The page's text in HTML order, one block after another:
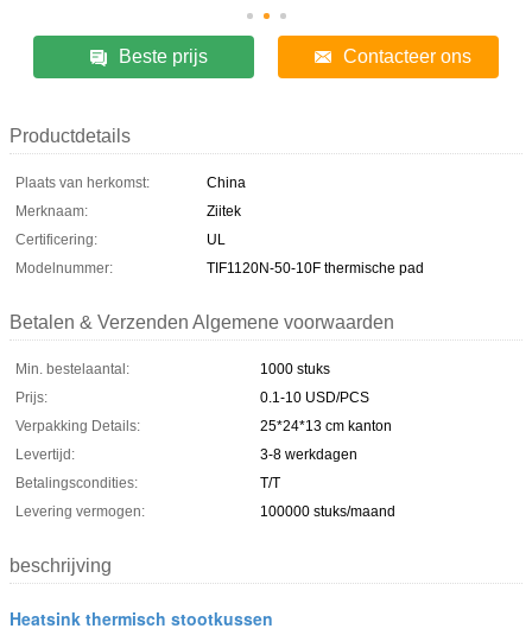
Beste prijs Contacteer ons
Productdetails
Plaats van herkomst:
China
Merknaam:
Ziitek
Certificering:
UL
Modelnummer:
TIF1120N-50-10F thermische pad
Betalen & Verzenden Algemene voorwaarden
Min. bestelaantal:
1000 stuks
Prijs:
0.1-10 USD/PCS
Verpakking Details:
25*24*13 cm kanton
Levertijd:
3-8 werkdagen
Betalingscondities:
T/T
Levering vermogen:
100000 stuks/maand
beschrijving
Heatsink thermisch stootkussen